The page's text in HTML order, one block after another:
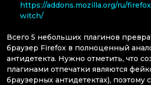
https://addons.mozilla.org/ru/
witch/
Всего 5 небольших плагинов
браузер Firefox в полноценный
антидетекта. Нужно отметить, что
плагинами отпечатки являются
браузерных антидетектах), поэтому